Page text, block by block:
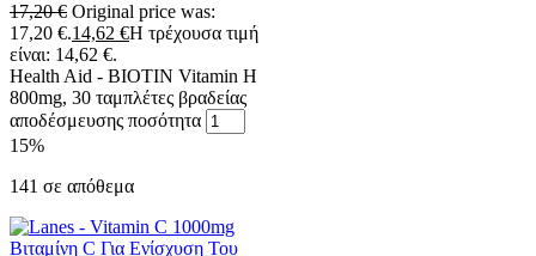
17,20€ Original price was:
17,20 €.14,62 €Η τρέχουσα τιμή
είναι: 14,62 €.
Health Aid - ΒΙΟΤΙΝ Vitamin H
800mg, 30 ταμπλέτες βραδείας
αποδέσμευσης ποσότητα
15%
141 σε απόθεμα